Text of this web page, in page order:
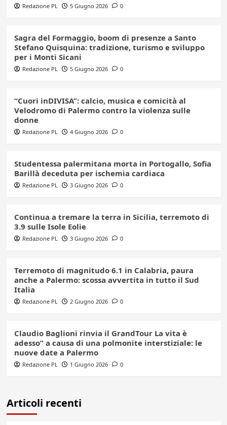
Redazione PL 5 Giugno 2026 0
Sagra del Formaggio, boom di presenze a Santo
Stefano Quisquina: tradizione, turismo e sviluppo
per i Monti Sicani
Redazione PL 5 Giugno 2026 0
“Cuori inDIVISA”: calcio, musica e comicità al
Velodromo di Palermo contro la violenza sulle
donne
Redazione PL 4 Giugno 2026 0
Studentessa palermitana morta in Portogallo, Sofia
Barillà deceduta per ischemia cardiaca
Redazione PL 3 Giugno 2026 0
Continua a tremare la terra in Sicilia, terremoto di
3.9 sulle Isole Eolie
Redazione PL 3 Giugno 2026 0
Terremoto di magnitudo 6.1 in Calabria, paura
anche a Palermo: scossa avvertita in tutto il Sud
Italia
Redazione PL 2 Giugno 2026 0
Claudio Baglioni rinvia il GrandTour La vita è
adesso” a causa di una polmonite interstiziale: le
nuove date a Palermo
Redazione PL 1 Giugno 2026 0
Articoli recenti